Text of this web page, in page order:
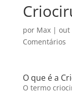
por Max| out
Comentários
O que é a
O termo